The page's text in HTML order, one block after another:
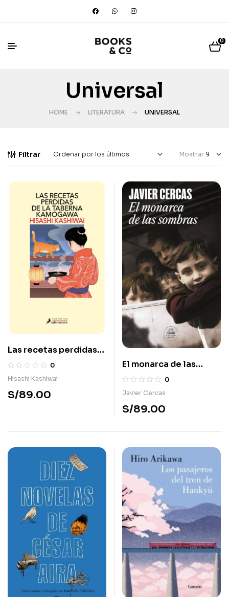
0
Universal
HOME LITERATURA UNIVERSAL
Filtrar Mostrar
Las recetas perdidas
de la taberna
Kamogawa
0
Hisashi Kashiwai
S/89.00
El monarca de las
sombras
0
Javier Cercas
S/89.00